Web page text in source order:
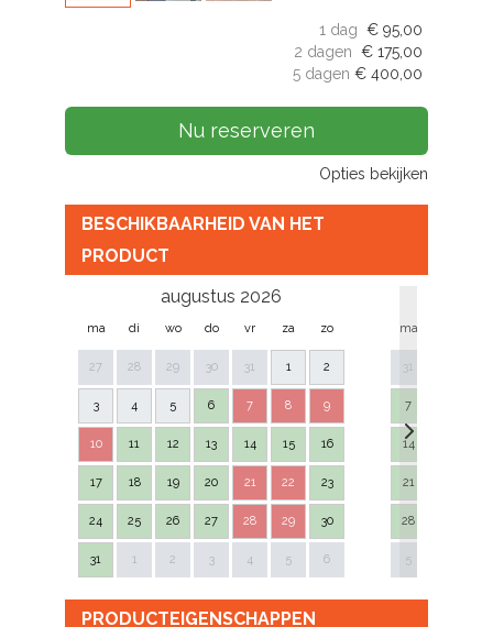
1 dag € 95,00
2 dagen € 175,00
5 dagen € 400,00
Nu reserveren
Opties bekijken
BESCHIKBAARHEID VAN HET
PRODUCT
augustus 2026
ma di wo do vr za zo
27 28 29 30 31 1 2
3 4 5 6 7 8 9
10 11 12 13 14 15 16
17 18 19 20 21 22 23
24 25 26 27 28 29 30
31 1 2 3 4 5 6
ma
31
7
14
21
28
5
Next
PRODUCTEIGENSCHAPPEN